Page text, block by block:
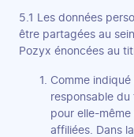
5.1 Les données
être partagées au
Pozyx énoncées au
Comme
responsable du
pour elle-
affiliées. Dans